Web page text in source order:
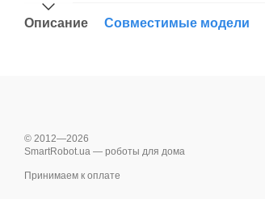
Описание Совместимые модели
© 2012—2026
SmartRobot.ua — роботы для дома
Принимаем к оплате